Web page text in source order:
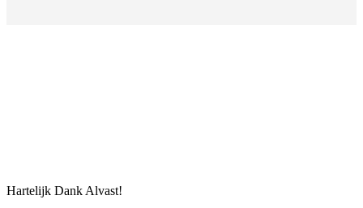
Hartelijk Dank Alvast!